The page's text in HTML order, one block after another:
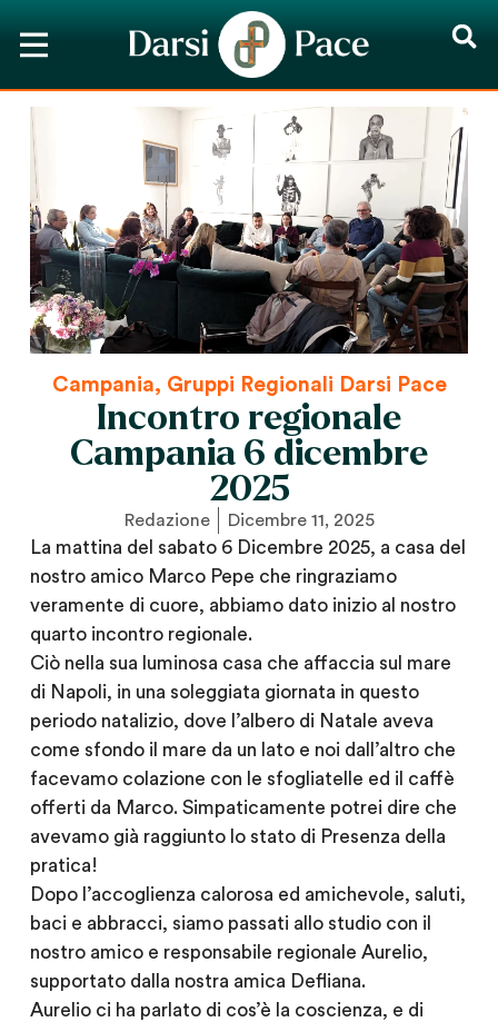
Campania, Gruppi Regionali Darsi Pace
Incontro regionale
Campania 6 dicembre
2025
Redazione Dicembre 11, 2025
La mattina del sabato 6 Dicembre 2025, a casa del
nostro amico Marco Pepe che ringraziamo
veramente di cuore, abbiamo dato inizio al nostro
quarto incontro regionale.
Ciò nella sua luminosa casa che affaccia sul mare
di Napoli, in una soleggiata giornata in questo
periodo natalizio, dove l’albero di Natale aveva
come sfondo il mare da un lato e noi dall’altro che
facevamo colazione con le sfogliatelle ed il caffè
offerti da Marco. Simpaticamente potrei dire che
avevamo già raggiunto lo stato di Presenza della
pratica!
Dopo l’accoglienza calorosa ed amichevole, saluti,
baci e abbracci, siamo passati allo studio con il
nostro amico e responsabile regionale Aurelio,
supportato dalla nostra amica Defliana.
Aurelio ci ha parlato di cos’è la coscienza, e di